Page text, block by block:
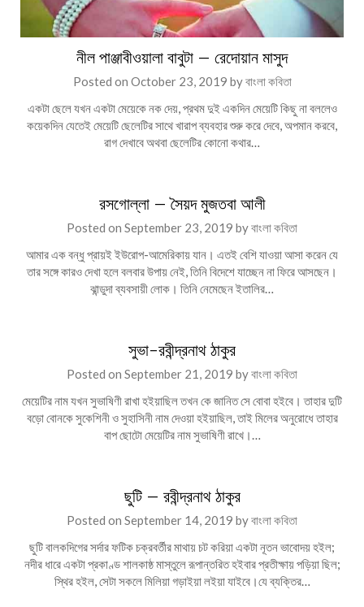
নীল পাঞ্জাবীওয়ালা বাবুটা – রেদোয়ান মাসুদ
Posted on October 23, 2019 byবাংলা কবিতা
একটা ছেলে যখন একটা মেয়েকে নক দেয়, প্রথম দুই একদিন মেয়েটি কিছু না বললেও
কয়েকদিন যেতেই মেয়েটি ছেলেটির সাথে খারাপ ব্যবহার শুরু করে দেবে, অপমান করবে,
রাগ দেখাবে অথবা ছেলেটির কোনো কথার…
রসগোল্লা – সৈয়দ মুজতবা আলী
Posted on September 23, 2019 byবাংলা কবিতা
আমার এক বন্ধু প্রায়ই ইউরোপ-আমেরিকায় যান। এতই বেশি যাওয়া আসা করেন যে
তার সঙ্গে কারও দেখা হলে বলবার উপায় নেই, তিনি বিদেশে যাচ্ছেন না ফিরে আসছেন।
ঝান্ডুদা ব্যবসায়ী লোক। তিনি নেমেছেন ইতালির…
সুভা-রবীন্দ্রনাথ ঠাকুর
Posted on September 21, 2019 byবাংলা কবিতা
মেয়েটির নাম যখন সুভাষিণী রাখা হইয়াছিল তখন কে জানিত সে বোবা হইবে। তাহার দুটি
বড়ো বোনকে সুকেশিনী ও সুহাসিনী নাম দেওয়া হইয়াছিল, তাই মিলের অনুরোধে তাহার
বাপ ছোটো মেয়েটির নাম সুভাষিণী রাখে।…
ছুটি – রবীন্দ্রনাথ ঠাকুর
Posted on September 14, 2019 byবাংলা কবিতা
ছুটি বালকদিগের সর্দার ফটিক চক্রবর্তীর মাথায় চট করিয়া একটা নূতন ভাবােদয় হইল;
নদীর ধারে একটা প্রকাণ্ড শালকাষ্ঠ মাস্তুলে রূপান্তরিত হইবার প্রতীক্ষায় পড়িয়া ছিল;
স্থির হইল, সেটা সকলে মিলিয়া গড়াইয়া লইয়া যাইবে।যে ব্যক্তির…